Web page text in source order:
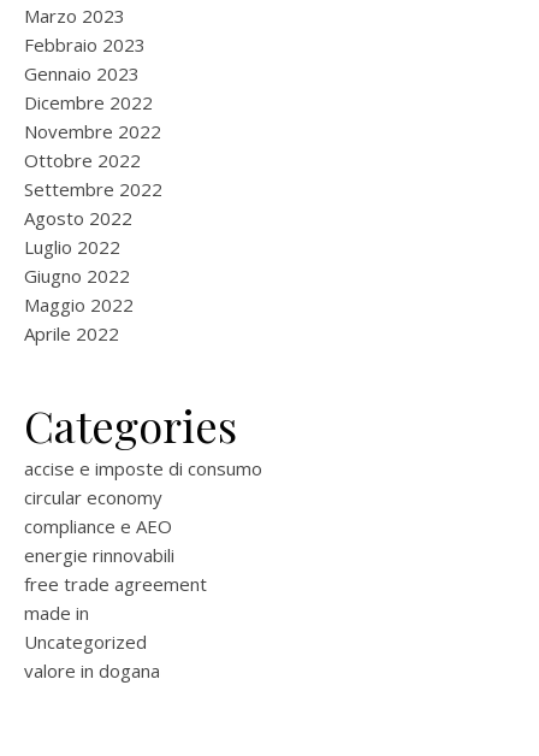
Marzo 2023
Febbraio 2023
Gennaio 2023
Dicembre 2022
Novembre 2022
Ottobre 2022
Settembre 2022
Agosto 2022
Luglio 2022
Giugno 2022
Maggio 2022
Aprile 2022
Categories
accise e imposte di consumo
circular economy
compliance e AEO
energie rinnovabili
free trade agreement
made in
Uncategorized
valore in dogana